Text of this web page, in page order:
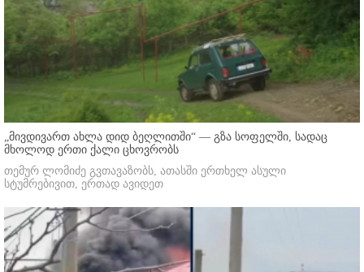
„მივდივართ ახლა დიდ ბეღლითში“ — გზა სოფელში, სადაც
მხოლოდ ერთი ქალი ცხოვრობს
თემურ ლომიძე გვთავაზობს, ათასში ერთხელ ასული
სტუმრებივით, ერთად ავიდეთ